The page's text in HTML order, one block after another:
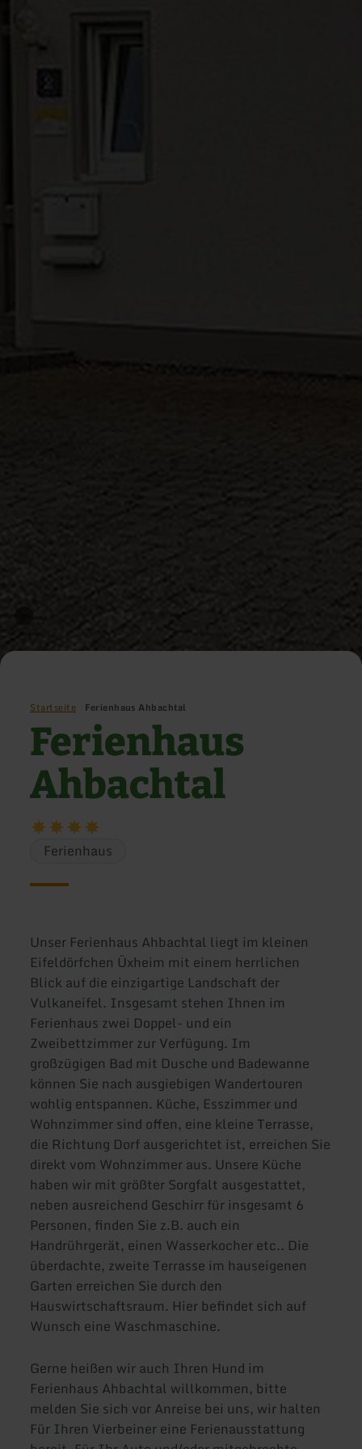
Startseite Ferienhaus Ahbachtal
Ferienhaus
Ahbachtal
Ferienhaus
Unser Ferienhaus Ahbachtal liegt im kleinen
Eifeldörfchen Üxheim mit einem herrlichen
Blick auf die einzigartige Landschaft der
Vulkaneifel. Insgesamt stehen Ihnen im
Ferienhaus zwei Doppel- und ein
Zweibettzimmer zur Verfügung. Im
großzügigen Bad mit Dusche und Badewanne
können Sie nach ausgiebigen Wandertouren
wohlig entspannen. Küche, Esszimmer und
Wohnzimmer sind offen, eine kleine Terrasse,
die Richtung Dorf ausgerichtet ist, erreichen Sie
direkt vom Wohnzimmer aus. Unsere Küche
haben wir mit größter Sorgfalt ausgestattet,
neben ausreichend Geschirr für insgesamt 6
Personen, finden Sie z.B. auch ein
Handrührgerät, einen Wasserkocher etc.. Die
überdachte, zweite Terrasse im hauseigenen
Garten erreichen Sie durch den
Hauswirtschaftsraum. Hier befindet sich auf
Wunsch eine Waschmaschine.
Gerne heißen wir auch Ihren Hund im
Ferienhaus Ahbachtal willkommen, bitte
melden Sie sich vor Anreise bei uns, wir halten
Für Ihren Vierbeiner eine Ferienausstattung